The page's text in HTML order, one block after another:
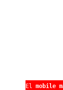
El mobile